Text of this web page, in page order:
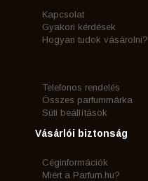
Kapcsolat
Gyakori kérdések
Hogyan tudok vásárolni?
Telefonos rendelés
Összes parfummárka
Süti beállítások
Vásárlói biztonság
Céginformációk
Miért a Parfum.hu?